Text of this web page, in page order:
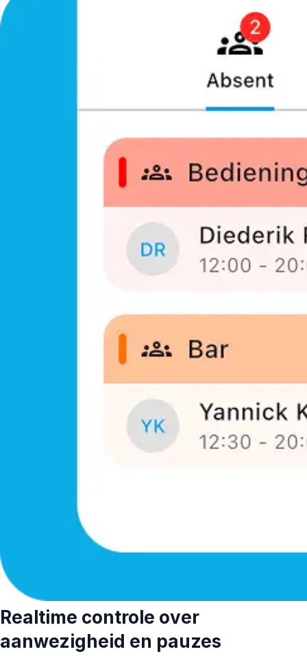
Realtime controle over
aanwezigheid en pauzes